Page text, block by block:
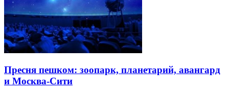
Пресня пешком: зоопарк, планетарий, авангард
и Москва-Сити